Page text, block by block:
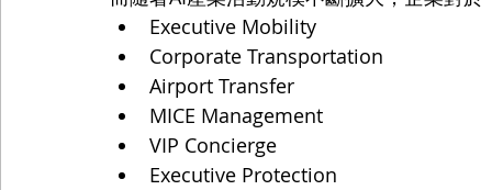
Executive Mobility
Corporate Transportation
Airport Transfer
MICE Management
VIP Concierge
Executive Protection